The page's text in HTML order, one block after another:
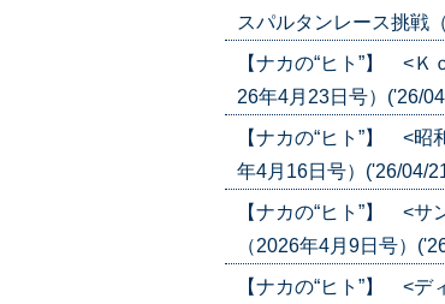
スパルタンレース挑戦
【ナカの“ヒト”】 <
26年4月23日号）('26/
【ナカの“ヒト”】 <
年4月16日号）('26/04/
【ナカの“ヒト”】 <
（2026年4月9日号）
【ナカの“ヒト”】 <